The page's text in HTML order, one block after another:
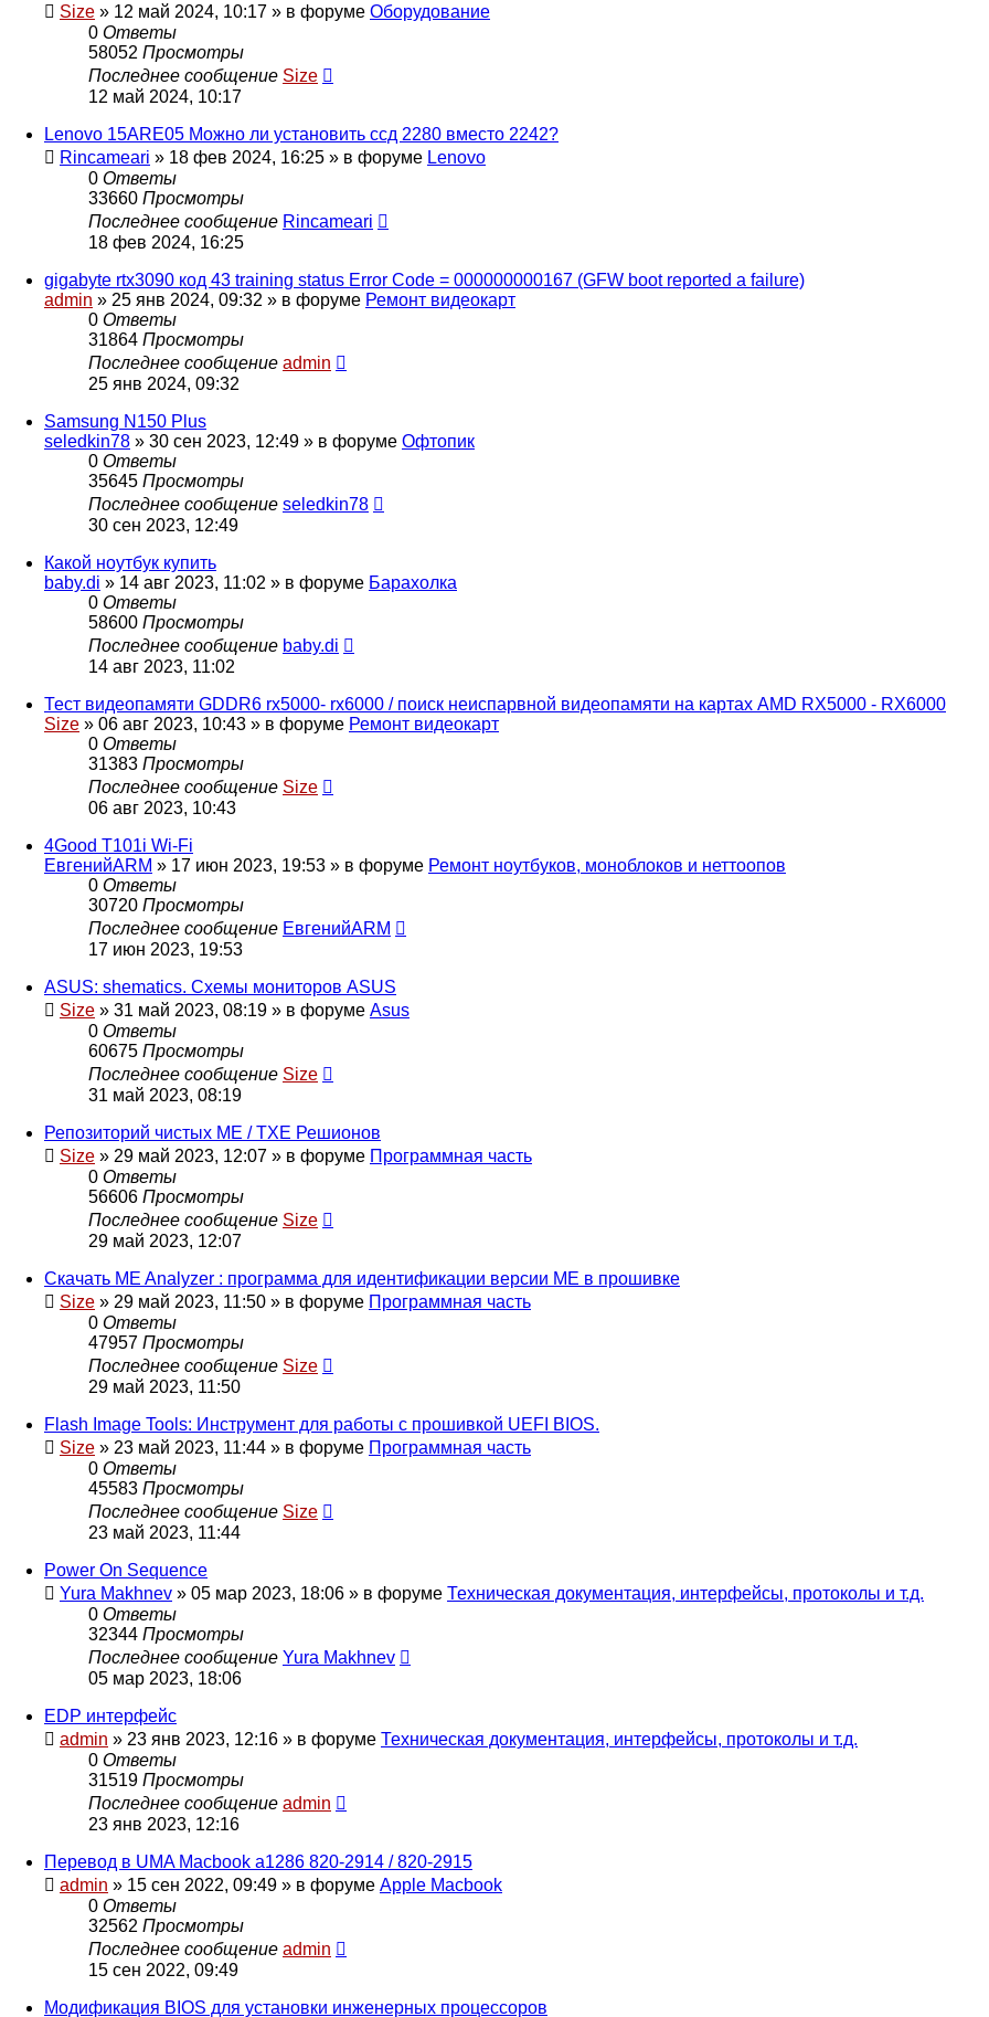
Size » 12 май 2024, 10:17 » в форуме Оборудование
0 Ответы
58052 Просмотры
Последнее сообщение Size
12 май 2024, 10:17
Lenovo 15ARE05 Можно ли установить ссд 2280 вместо 2242?
Rincameari » 18 фев 2024, 16:25 » в форуме Lenovo
0 Ответы
33660 Просмотры
Последнее сообщение Rincameari
18 фев 2024, 16:25
gigabyte rtx3090 код 43 training status Error Code = 000000000167 (GFW boot reported a failure)
admin » 25 янв 2024, 09:32 » в форуме Ремонт видеокарт
0 Ответы
31864 Просмотры
Последнее сообщение admin
25 янв 2024, 09:32
Samsung N150 Plus
seledkin78 » 30 сен 2023, 12:49 » в форуме Офтопик
0 Ответы
35645 Просмотры
Последнее сообщение seledkin78
30 сен 2023, 12:49
Какой ноутбук купить
baby.di » 14 авг 2023, 11:02 » в форуме Барахолка
0 Ответы
58600 Просмотры
Последнее сообщение baby.di
14 авг 2023, 11:02
Тест видеопамяти GDDR6 rx5000- rx6000 / поиск неиспарвной видеопамяти на картах AMD RX5000 - RX6000
Size » 06 авг 2023, 10:43 » в форуме Ремонт видеокарт
0 Ответы
31383 Просмотры
Последнее сообщение Size
06 авг 2023, 10:43
4Good T101i Wi-Fi
ЕвгенийARM » 17 июн 2023, 19:53 » в форуме Ремонт ноутбуков, моноблоков и неттоопов
0 Ответы
30720 Просмотры
Последнее сообщение ЕвгенийARM
17 июн 2023, 19:53
ASUS: shematics. Схемы мониторов ASUS
Size » 31 май 2023, 08:19 » в форуме Asus
0 Ответы
60675 Просмотры
Последнее сообщение Size
31 май 2023, 08:19
Репозиторий чистых ME / TXE Решионов
Size » 29 май 2023, 12:07 » в форуме Программная часть
0 Ответы
56606 Просмотры
Последнее сообщение Size
29 май 2023, 12:07
Скачать ME Analyzer : программа для идентификации версии ME в прошивке
Size » 29 май 2023, 11:50 » в форуме Программная часть
0 Ответы
47957 Просмотры
Последнее сообщение Size
29 май 2023, 11:50
Flash Image Tools: Инструмент для работы с прошивкой UEFI BIOS.
Size » 23 май 2023, 11:44 » в форуме Программная часть
0 Ответы
45583 Просмотры
Последнее сообщение Size
23 май 2023, 11:44
Power On Sequence
Yura Makhnev » 05 мар 2023, 18:06 » в форуме Техническая документация, интерфейсы, протоколы и т.д.
0 Ответы
32344 Просмотры
Последнее сообщение Yura Makhnev
05 мар 2023, 18:06
EDP интерфейс
admin » 23 янв 2023, 12:16 » в форуме Техническая документация, интерфейсы, протоколы и т.д.
0 Ответы
31519 Просмотры
Последнее сообщение admin
23 янв 2023, 12:16
Перевод в UMA Macbook a1286 820-2914 / 820-2915
admin » 15 сен 2022, 09:49 » в форуме Apple Macbook
0 Ответы
32562 Просмотры
Последнее сообщение admin
15 сен 2022, 09:49
Модификация BIOS для установки инженерных процессоров